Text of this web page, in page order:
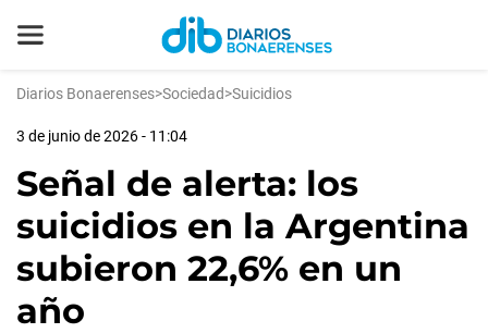
Diarios Bonaerenses>Sociedad>Suicidios
3 de junio de 2026 - 11:04
Señal de alerta: los
suicidios en la Argentina
subieron 22,6% en un
año